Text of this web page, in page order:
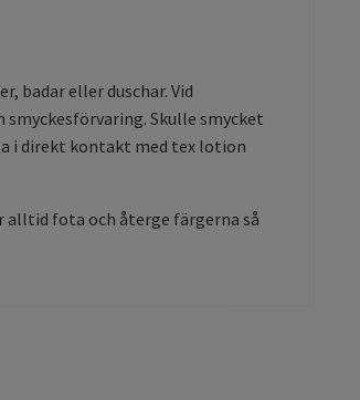
badar eller duschar. Vid
Skulle smycket
i direkt kontakt med tex lotion
alltid fota och återge färgerna så